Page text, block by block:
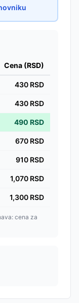
Cena (RSD)
430 RSD
430 RSD
490 RSD
670 RSD
910 RSD
1,070 RSD
1,300 RSD
cena za